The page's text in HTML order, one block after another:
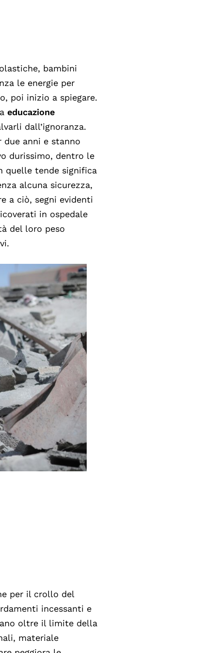
bambini
le energie per
poi inizio a spiegare.
educazione
dall’ignoranza.
anni e stanno
durissimo, dentro le
quelle tende significa
alcuna sicurezza,
a ciò, segni evidenti
in ospedale
del loro peso
per il crollo del
incessanti e
oltre il limite della
materiale